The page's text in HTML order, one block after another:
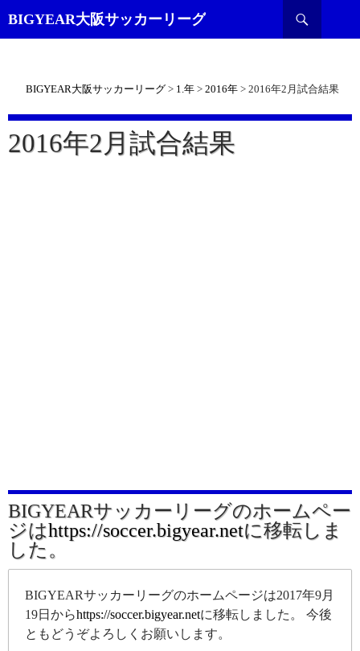
BIGYEAR大阪サッカーリーグ
索
BIGYEAR大阪サッカーリーグ > 1.年 > 2016年 > 2016年2月試合結果
2016年2月試合結果
BIGYEARサッカーリーグのホームペー
ジはhttps://soccer.bigyear.netに移転しま
した。
BIGYEARサッカーリーグのホームページは2017年9月
19日からhttps://soccer.bigyear.netに移転しました。 今後
ともどうぞよろしくお願いします。